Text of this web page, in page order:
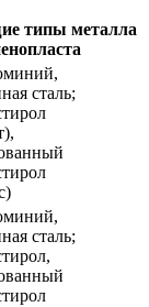
типы металла
сталь;
сталь;